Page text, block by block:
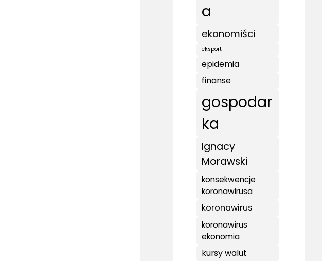
a
ekonomiści
eksport
epidemia
finanse
gospodar
ka
Ignacy
Morawski
konsekwencje
koronawirusa
koronawirus
koronawirus
ekonomia
kursy walut